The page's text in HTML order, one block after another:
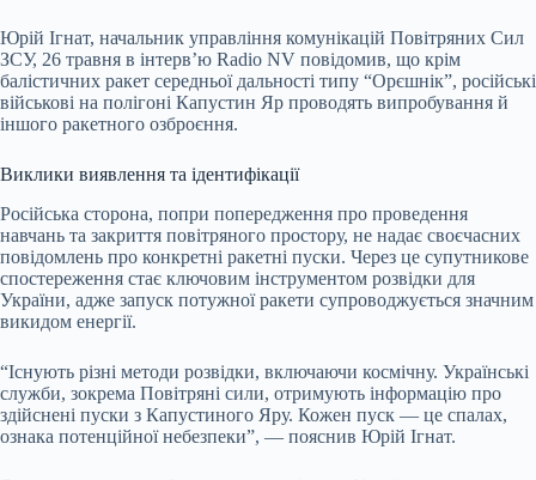
Юрій Ігнат, начальник управління комунікацій Повітряних Сил
ЗСУ, 26 травня в інтерв’ю Radio NV повідомив, що крім
балістичних ракет середньої дальності типу “Орєшнік”, російські
військові на полігоні Капустин Яр проводять випробування й
іншого ракетного озброєння.
Виклики виявлення та ідентифікації
Російська сторона, попри попередження про проведення
навчань та закриття повітряного простору, не надає своєчасних
повідомлень про конкретні ракетні пуски. Через це супутникове
спостереження стає ключовим інструментом розвідки для
України, адже запуск потужної ракети супроводжується значним
викидом енергії.
“Існують різні методи розвідки, включаючи космічну. Українські
служби, зокрема Повітряні сили, отримують інформацію про
здійснені пуски з Капустиного Яру. Кожен пуск — це спалах,
ознака потенційної небезпеки”, — пояснив Юрій Ігнат.